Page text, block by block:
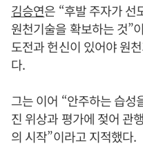
김승연은 “후발 주자가 선
원천기술을 확보하는 것”
도전과 헌신이 있어야 원
다.
그는 이어 “안주하는 습성
진 위상과 평가에 젖어 관
의 시작”이라고 지적했다.